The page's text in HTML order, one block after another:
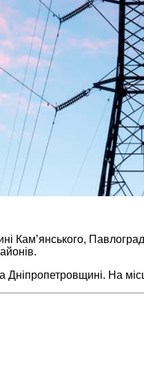
Дніпропетровщині. На